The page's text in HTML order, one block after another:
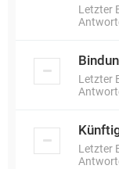
Letzter
Letzter
Letzter